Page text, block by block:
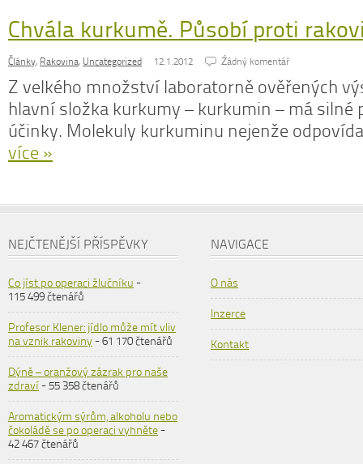
Chvála kurkumě. Působí proti
Články, Rakovina, Uncategorized 12.1.2012 Źádný komentář
Z velkého množství laboratorně ověřených
hlavní složka kurkumy – kurkumin – má silné
účinky. Molekuly kurkuminu nejenže
více »
NEJČTENĚJŠÍ PŘÍSPĚVKY
Co jíst po operaci žlučníku -
115 499 čtenářů
Profesor Klener: jídlo může mít vliv
na vznik rakoviny- 61 170 čtenářů
Dýně – oranžový zázrak pro naše
zdraví- 55 358 čtenářů
Aromatickým sýrům, alkoholu nebo
čokoládě se po operaci vyhněte-
42 467 čtenářů
NAVIGACE
O nás
Inzerce
Kontakt